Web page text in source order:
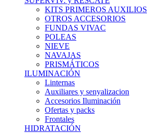
KITS PRIMEROS AUXILIOS
OTROS ACCESORIOS
FUNDAS VIVAC
POLEAS
NIEVE
NAVAJAS
PRISMÁTICOS
ILUMINACIÓN
Linternas
Auxiliares y senyalizacion
Accesorios Iluminación
Ofertas y packs
Frontales
HIDRATACIÓN